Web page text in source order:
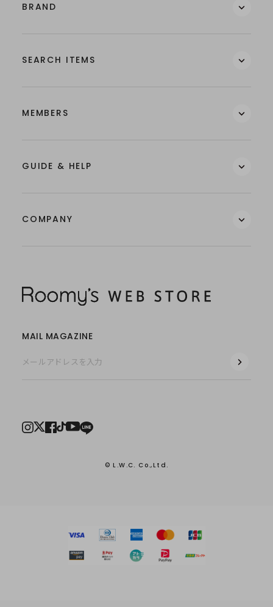
BRAND
SEARCH ITEMS
MEMBERS
GUIDE & HELP
COMPANY
MAIL MAGAZINE
© L.W.C. Co.,Ltd.